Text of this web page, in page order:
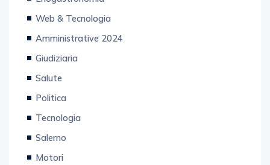
Web & Tecnologia
Amministrative 2024
Giudiziaria
Salute
Politica
Tecnologia
Salerno
Motori